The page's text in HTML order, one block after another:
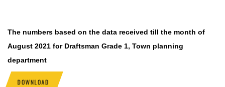
The numbers based on the data received till the month of
August 2021 for Draftsman Grade 1, Town planning
department
DOWNLOAD